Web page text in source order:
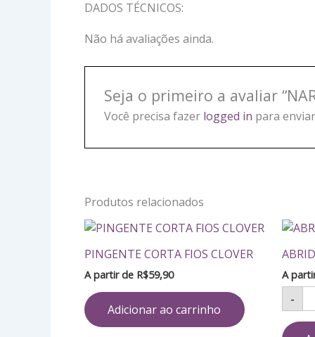
DADOS TÉCNICOS:
Não há avaliações ainda.
Seja o primeiro a avaliar
Você precisa fazer logged in para
Produtos relacionados
PINGENTE CORTA FIOS CLOVER
A partir de R$59,90
Adicionar ao carrinho
A
-